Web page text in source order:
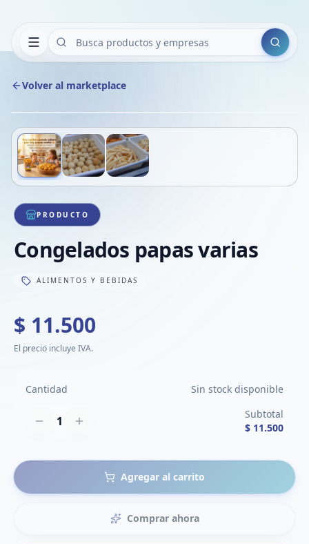
Buscar
Volver al marketplace
1/3
PRODUCTO
Congelados papas varias
ALIMENTOS Y BEBIDAS
$ 11.500
El precio incluye IVA.
Cantidad Sin stock disponible
1
Subtotal
$ 11.500
Agregar al carrito
Comprar ahora